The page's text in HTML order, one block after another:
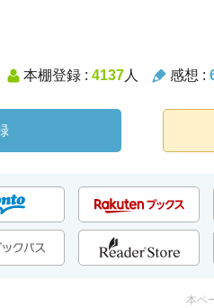
本棚登録 : 4137人 感想 :
本ペ